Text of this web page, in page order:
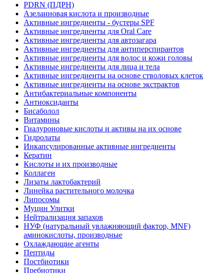
PDRN (ПДРН)
Азелаиновая кислота и производные
Активные ингредиенты - бустеры SPF
Активные ингредиенты для Oral Care
Активные ингредиенты для автозагара
Активные ингредиенты для антиперспирантов
Активные ингредиенты для волос и кожи головы
Активные ингредиенты для лица и тела
Активные ингредиенты на основе стволовых клеток
Активные ингредиенты на основе экстрактов
Антибактериальные компоненты
Антиоксиданты
Бисаболол
Витамины
Гиалуроновые кислоты и активы на их основе
Гидролаты
Инкапсулированные активные ингредиенты
Кератин
Кислоты и их производные
Коллаген
Лизаты лактобактерий
Линейка растительного молочка
Липосомы
Муцин Улитки
Нейтрализация запахов
НУФ (натуральный увлажняющий фактор, MNF)
аминокислоты, производные
Охлаждающие агенты
Пептиды
Постбиотики
Пребиотики